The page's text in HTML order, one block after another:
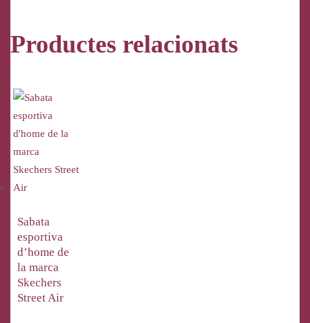
Productes relacionats
Sabata
esportiva
d’home de
la marca
Skechers
Street Air